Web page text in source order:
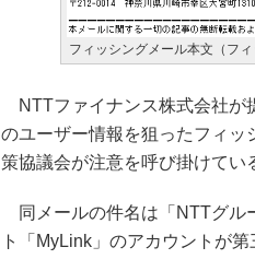
フィッシングメール本文（フ
NTTファイナンス株式会社が
のユーザー情報を狙ったフィッ
策協議会が注意を呼び掛けてい
同メールの件名は「NTTグル
ト「MyLink」のアカウントが